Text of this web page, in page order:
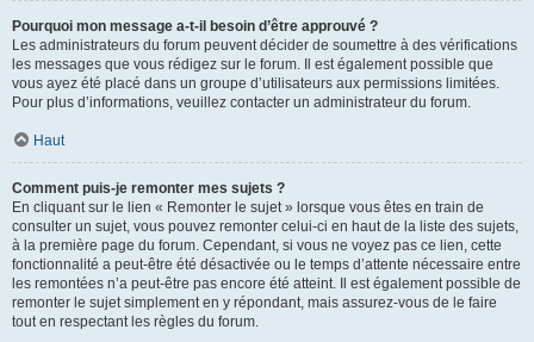
Pourquoi mon message a-t-il besoin d’être approuvé ?
Les administrateurs du forum peuvent décider de soumettre à des vérifications
les messages que vous rédigez sur le forum. Il est également possible que
vous ayez été placé dans un groupe d’utilisateurs aux permissions limitées.
Pour plus d’informations, veuillez contacter un administrateur du forum.
Haut
Comment puis-je remonter mes sujets ?
En cliquant sur le lien « Remonter le sujet » lorsque vous êtes en train de
consulter un sujet, vous pouvez remonter celui-ci en haut de la liste des sujets,
à la première page du forum. Cependant, si vous ne voyez pas ce lien, cette
fonctionnalité a peut-être été désactivée ou le temps d’attente nécessaire entre
les remontées n’a peut-être pas encore été atteint. Il est également possible de
remonter le sujet simplement en y répondant, mais assurez-vous de le faire
tout en respectant les règles du forum.